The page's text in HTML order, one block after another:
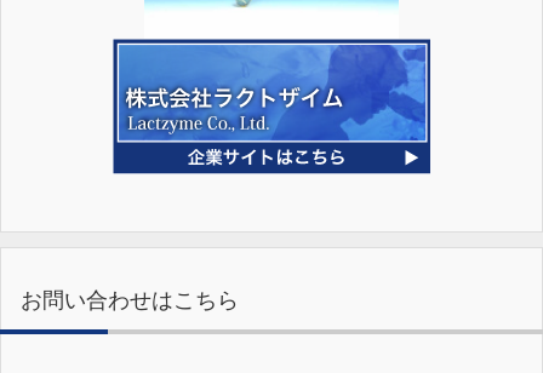
お問い合わせはこちら